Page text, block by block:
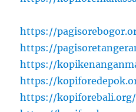
https://
https://
https://
https://
https://kopiforebali.org/